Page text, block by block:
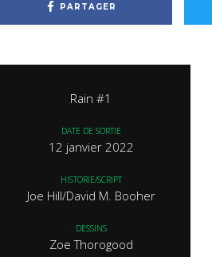
PARTAGER
Rain #1
DATE DE SORTIE
12 janvier 2022
HISTORIE/SCRIPT
Joe Hill/David M. Booher
DESSINS
Zoe Thorogood